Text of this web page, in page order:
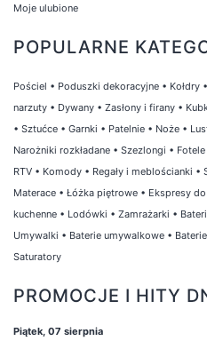
Moje ulubione
POPULARNE
Pościel • Poduszki dekoracyjne • Kołdry •
narzuty • Dywany • Zasłony i firany •
• Sztućce • Garnki • Patelnie • Noże •
Narożniki rozkładane • Szezlongi • Fotele
RTV • Komody • Regały i meblościanki •
Materace • Łóżka piętrowe • Ekspresy
kuchenne • Lodówki • Zamrażarki •
Umywalki • Baterie umywalkowe •
Saturatory
PROMOCJE I HITY
Piątek, 07 sierpnia